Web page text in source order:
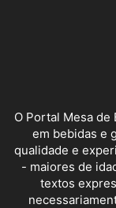
O Portal Mesa
em bebidas e
qualidade e
- maiores de
textos